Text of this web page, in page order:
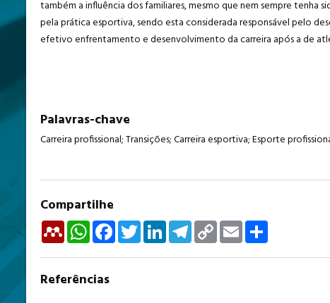
também a influência dos familiares, mesmo que nem sempre tenha
pela prática esportiva, sendo esta considerada responsável pelo
efetivo enfrentamento e desenvolvimento da carreira após a de
Palavras-chave
Carreira profissional; Transições; Carreira esportiva; Esporte
Compartilhe
MendeleyWhatsAppFacebookTwitterLinkedInTelegramCopy
Link
Email
Referências